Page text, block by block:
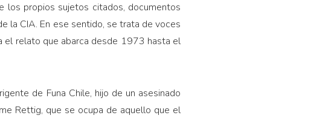
los propios sujetos citados, documentos
la CIA. En ese sentido, se trata de voces
el relato que abarca desde 1973 hasta el
de Funa Chile, hijo de un asesinado
Rettig, que se ocupa de aquello que el